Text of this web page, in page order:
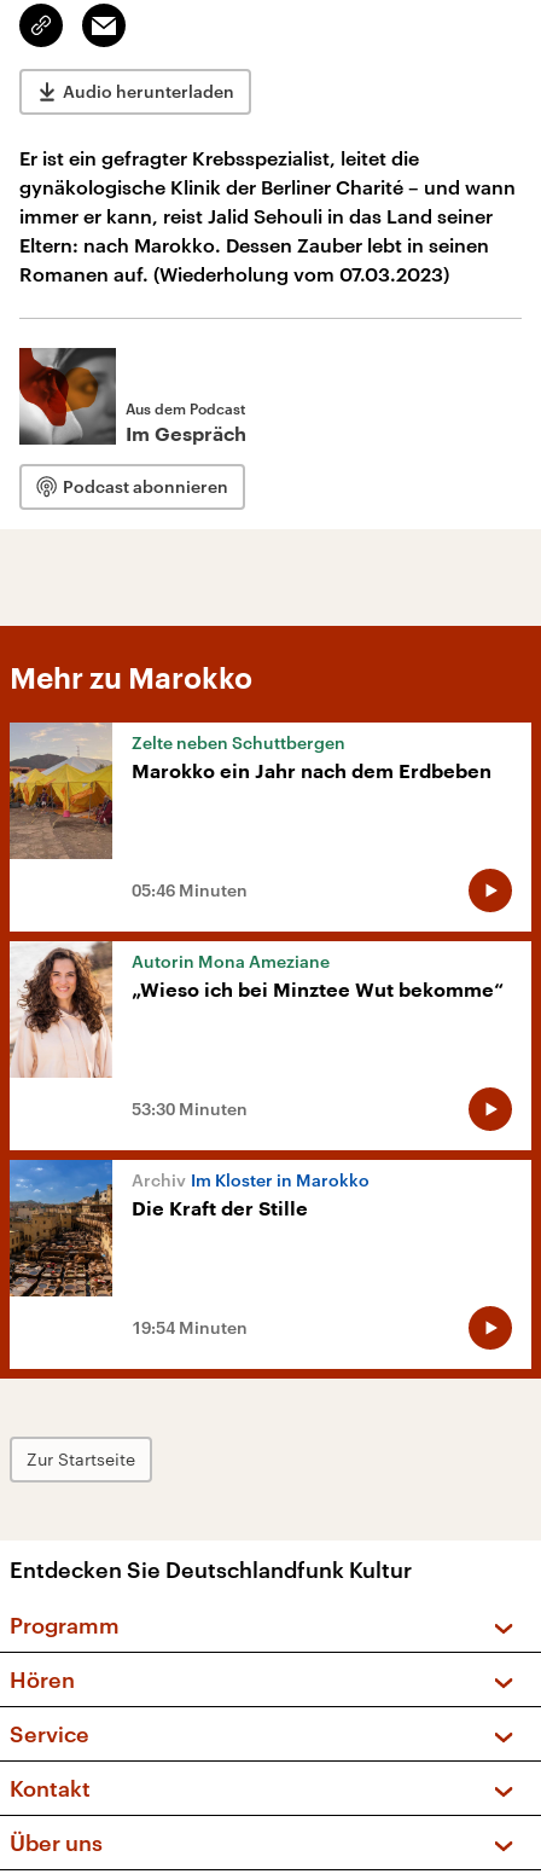
Link
kopieren/teilen
Email
Audio herunterladen
Er ist ein gefragter Krebsspezialist, leitet die
gynäkologische Klinik der Berliner Charité – und wann
immer er kann, reist Jalid Sehouli in das Land seiner
Eltern: nach Marokko. Dessen Zauber lebt in seinen
Romanen auf. (Wiederholung vom 07.03.2023)
Aus dem Podcast
Im Gespräch
Podcast abonnieren
Mehr zu Marokko
Zelte neben Schuttbergen
Marokko ein Jahr nach dem Erdbeben
05:46 Minuten
Autorin Mona Ameziane
„Wieso ich bei Minztee Wut bekomme“
53:30 Minuten
Im Kloster in Marokko
Die Kraft der Stille
19:54 Minuten
Zur Startseite
Entdecken Sie Deutschlandfunk Kultur
Programm
Sendungen und Podcasts
Musikliste
Kakadu – Das Kinderprogramm
Hören
Frequenzen (UKW + DAB+)
Service
FAQ
Apps
Newsletter
Kontakt
Über uns